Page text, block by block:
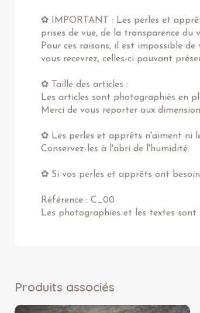
✿ IMPORTANT : Les perles et
prises de vue, de la transparence
Pour ces raisons, il est impossible
vous recevrez, celles-ci pouvant
✿ Taille des articles :
Les articles sont photographiés en
Merci de vous reporter aux
✿ Les perles et apprêts n'aiment ni
Conservez-les à l'abri de l'humidité.
✿ Si vos perles et apprêts ont
Référence : C_00
Les photographies et les textes
Produits associés